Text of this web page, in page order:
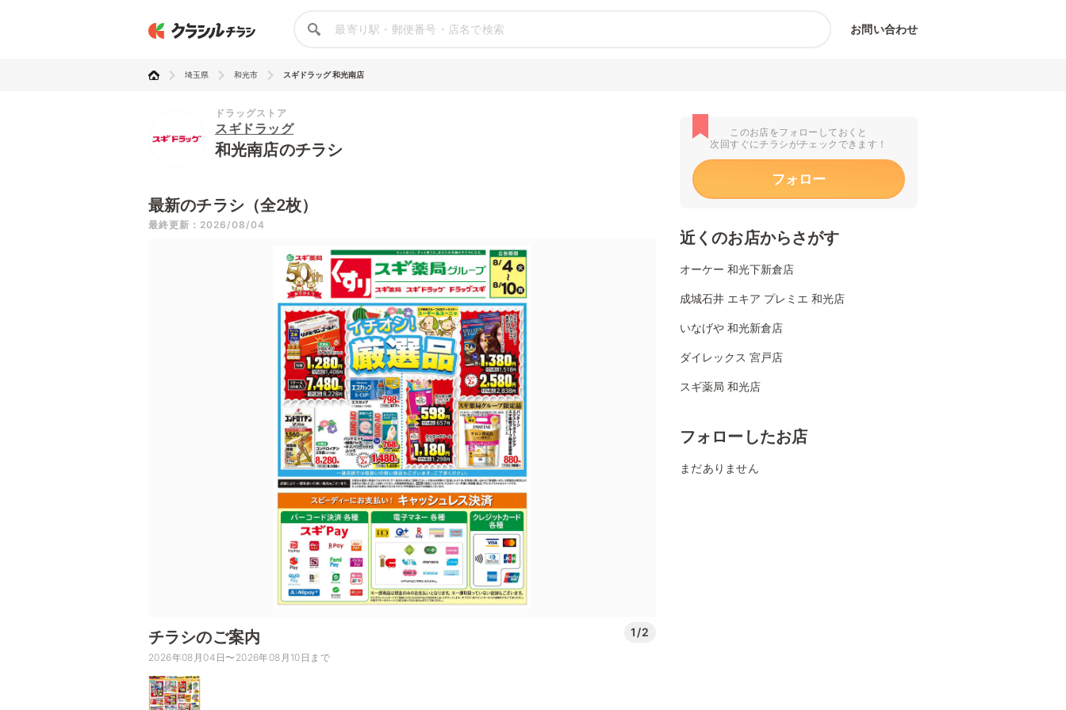
お問い合わせ
埼玉県 和光市 スギドラッグ 和光南店
ドラッグストア
スギドラッグ
和光南店のチラシ
最新のチラシ（全2枚）
最終更新：2026/08/04
チラシのご案内 1/2
2026年08月04日〜2026年08月10日まで
このお店をフォローしておくと
次回すぐにチラシがチェックできます！
フォロー
近くのお店からさがす
オーケー 和光下新倉店
成城石井 エキア プレミエ 和光店
いなげや 和光新倉店
ダイレックス 宮戸店
スギ薬局 和光店
フォローしたお店
まだありません